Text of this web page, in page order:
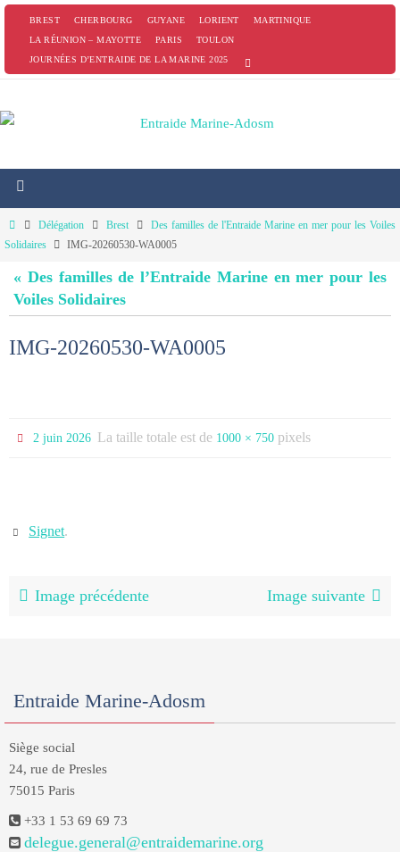
PasserBREST CHERBOURG GUYANE LORIENT
MARTINIQUE
LA RÉUNION – MAYOTTE
PARIS
TOULON
JOURNÉES D’ENTRAIDE DE LA MARINE 2025
HomeDélégation Brest
Des familles de l'Entraide Marine en mer pour les Voiles
Solidaires
IMG-20260530-WA0005
« Des familles de l’Entraide Marine en mer pour les
Voiles Solidaires
IMG-20260530-WA0005
2 juin 2026 La taille totale est de 1000 × 750 pixels
Signet.
Image précédente Image suivante
Entraide Marine-Adosm
Siège social
24, rue de Presles
75015 Paris
+33 1 53 69 69 73
delegue.general@entraidemarine.org